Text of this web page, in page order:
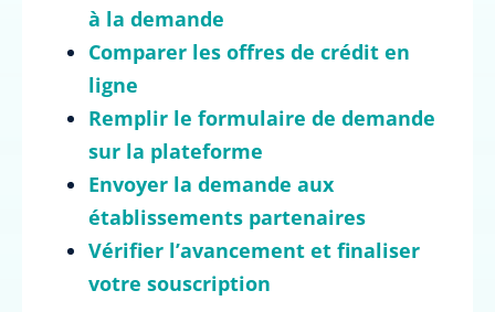
à la demande
Comparer les offres de crédit en
ligne
Remplir le formulaire de demande
sur la plateforme
Envoyer la demande aux
établissements partenaires
Vérifier l’avancement et finaliser
votre souscription